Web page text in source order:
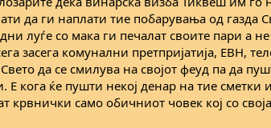
да ги наплати тие побарувања од газда
луѓе со мака ги печалат своите пари а
засега комунални претпријатија, ЕВН,
да се смилува на својот феуд па да
Е кога ќе пушти некој денар на тие сметки
крвнички само обичниот човек кој со